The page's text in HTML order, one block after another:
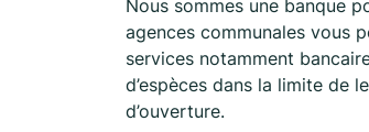
Nous sommes une banque
agences communales vous
services notamment
d’espèces dans la limite de
d’ouverture.